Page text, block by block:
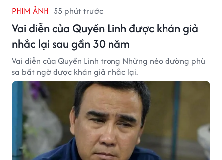
PHIM ẢNH 55 phút trước
Vai diễn của Quyền Linh được khán giả
nhắc lại sau gần 30 năm
Vai diễn của Quyền Linh trong Những nẻo đường phù
sa bất ngờ được khán giả nhắc lại.